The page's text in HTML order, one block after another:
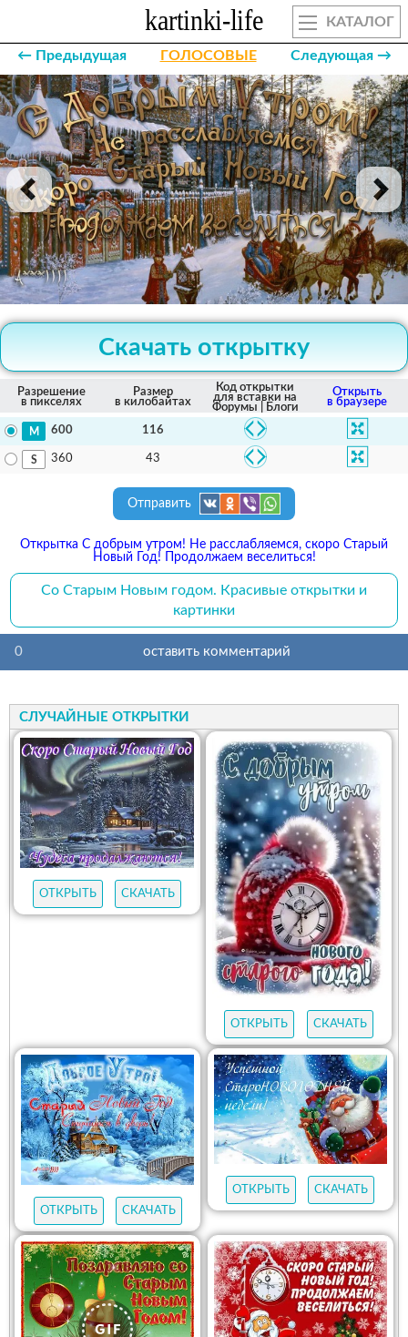
КАТАЛОГ
← Предыдущая ГОЛОСОВЫЕ Следующая →
Скачать открытку
Разрешение
в пикселях
Размер
в килобайтах
Код открытки
для вставки на
Форумы | Блоги
Открыть
в браузере
600 116
360 43
Отправить
Открытка С добрым утром! Не расслабляемся, скоро Старый
Новый Год! Продолжаем веселиться!
Со Старым Новым годом. Красивые открытки и
картинки
0 оставить комментарий
СЛУЧАЙНЫЕ ОТКРЫТКИ
ОТКРЫТЬ СКАЧАТЬ
ОТКРЫТЬ СКАЧАТЬ
ОТКРЫТЬ СКАЧАТЬ
ОТКРЫТЬ СКАЧАТЬ